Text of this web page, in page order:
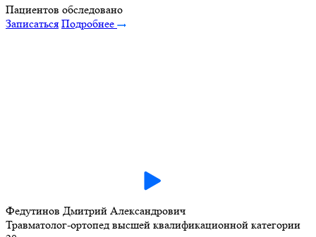
Пациентов обследовано
Записаться Подробнее
Федутинов Дмитрий Александрович
Травматолог-ортопед высшей квалификационной категории